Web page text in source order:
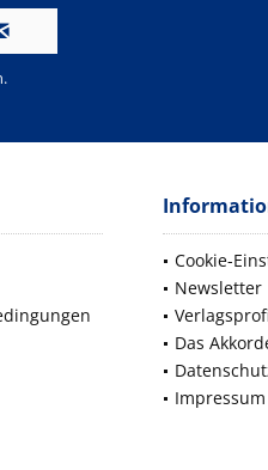
Cookie-
Newsletter
Das
Impressum